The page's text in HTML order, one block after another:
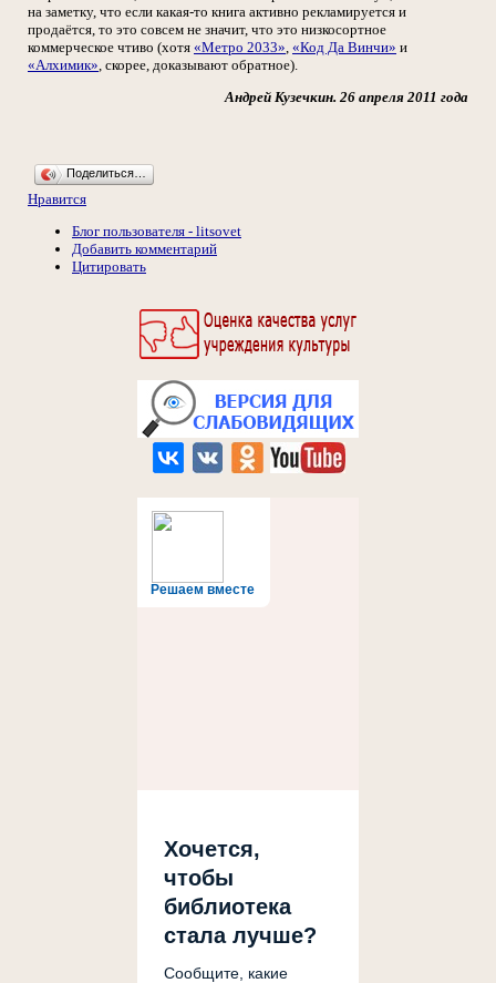
Решаем вместе
Хочется,
чтобы
библиотека
стала лучше?
Сообщите, какие
на заметку, что если какая-то книга активно рекламируется и
продаётся, то это совсем не значит, что это низкосортное
коммерческое чтиво (хотя «Метро 2033», «Код Да Винчи» и
«Алхимик», скорее, доказывают обратное).
Андрей Кузечкин. 26 апреля 2011 года
Поделиться…
Нравится
Блог пользователя - litsovet
Добавить комментарий
Цитировать